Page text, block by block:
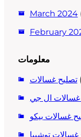
March 2024
February
معلومات
تصليح غسالات
غسالات ال جي
غسالات بيكو
غسالات توشيبا